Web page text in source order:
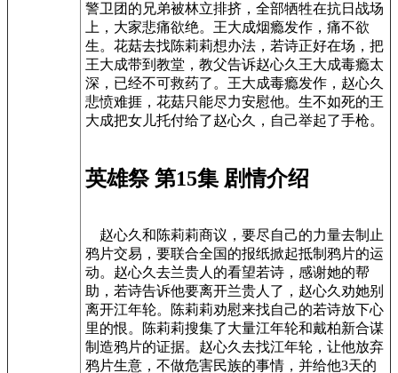
警卫团的兄弟被林立排挤，全部牺牲在抗日战场
上，大家悲痛欲绝。王大成烟瘾发作，痛不欲
生。花菇去找陈莉莉想办法，若诗正好在场，把
王大成带到教堂，教父告诉赵心久王大成毒瘾太
深，已经不可救药了。王大成毒瘾发作，赵心久
悲愤难捱，花菇只能尽力安慰他。生不如死的王
大成把女儿托付给了赵心久，自己举起了手枪。
英雄祭 第15集 剧情介绍
赵心久和陈莉莉商议，要尽自己的力量去制止
鸦片交易，要联合全国的报纸掀起抵制鸦片的运
动。赵心久去兰贵人的看望若诗，感谢她的帮
助，若诗告诉他要离开兰贵人了，赵心久劝她别
离开江年轮。陈莉莉劝慰来找自己的若诗放下心
里的恨。陈莉莉搜集了大量江年轮和戴柏新合谋
制造鸦片的证据。赵心久去找江年轮，让他放弃
鸦片生意，不做危害民族的事情，并给他3天的